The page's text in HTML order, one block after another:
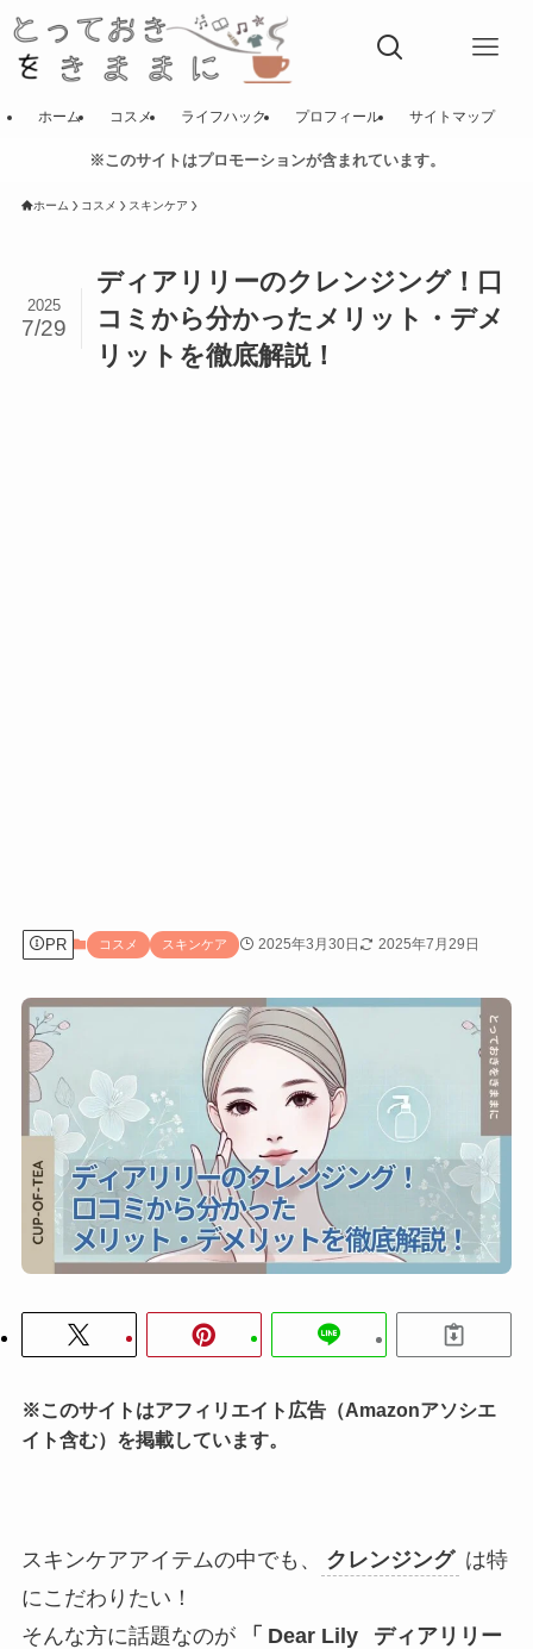
ホーム コスメ ライフハック プロフィール サイトマップ
※このサイトはプロモーションが含まれています。
ホーム コスメ スキンケア
ディアリリーのクレンジング！口
コミから分かったメリット・デメ
リットを徹底解説！
2025
7/29
PR コスメ スキンケア 2025年3月30日 2025年7月29日
※このサイトはアフィリエイト広告（Amazonアソシエ
イト含む）を掲載しています。
スキンケアアイテムの中でも、 クレンジング は特
にこだわりたい！
そんな方に話題なのが
「 Dear Lily
ディアリリー